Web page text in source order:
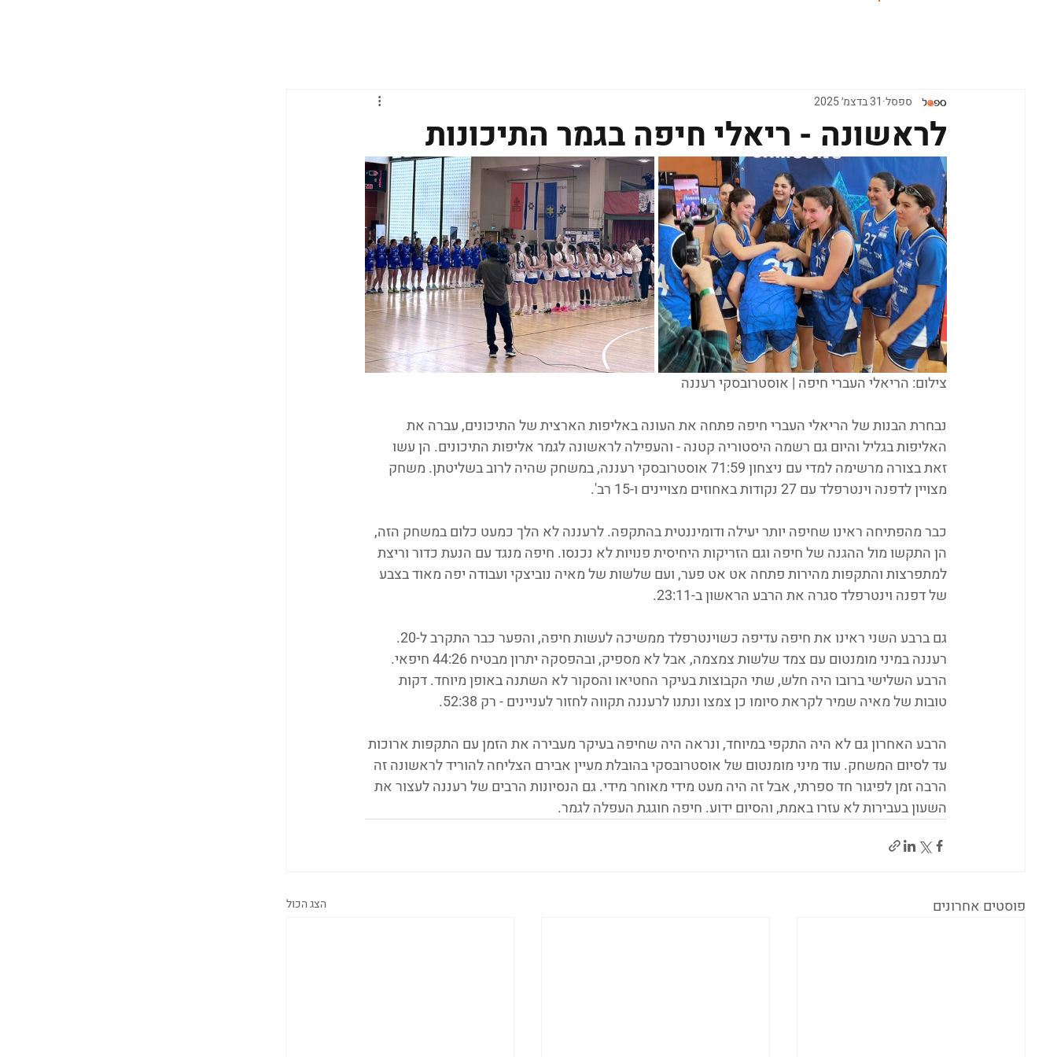
לראשונה - ריאלי חיפה בגמר התיכונות
ספסל 31 בדצמ׳ 2025
צילום: הריאלי העברי חיפה | אוסטרובסקי רעננה
נבחרת הבנות של הריאלי העברי חיפה פתחה את העונה באליפות הארצית של התיכונים, עברה את
האליפות בגליל והיום גם רשמה היסטוריה קטנה - והעפילה לראשונה לגמר אליפות התיכונים. הן עשו
זאת בצורה מרשימה למדי עם ניצחון 71:59 אוסטרובסקי רעננה, במשחק שהיה לרוב בשליטתן. משחק
מצויין לדפנה וינטרפלד עם 27 נקודות באחוזים מצויינים ו-15 רב'.
כבר מהפתיחה ראינו שחיפה יותר יעילה ודומיננטית בהתקפה. לרעננה לא הלך כמעט כלום במשחק הזה,
הן התקשו מול ההגנה של חיפה וגם הזריקות היחיסית פנויות לא נכנסו. חיפה מנגד עם הנעת כדור וריצת
למתפרצות והתקפות מהירות פתחה אט אט פער, ועם שלשות של מאיה נוביצקי ועבודה יפה מאוד בצבע
של דפנה וינטרפלד סגרה את הרבע הראשון ב-23:11.
גם ברבע השני ראינו את חיפה עדיפה כשוינטרפלד ממשיכה לעשות חיפה, והפער כבר התקרב ל-20.
רעננה במיני מומנטום עם צמד שלשות צמצמה, אבל לא מספיק, ובהפסקה יתרון מבטיח 44:26 חיפאי.
הרבע השלישי ברובו היה חלש, שתי הקבוצות בעיקר החטיאו והסקור לא השתנה באופן מיוחד. דקות
טובות של מאיה שמיר לקראת סיומו כן צמצו ונתנו לרעננה תקווה לחזור לעניינים - רק 52:38.
הרבע האחרון גם לא היה התקפי במיוחד, ונראה היה שחיפה בעיקר מעבירה את הזמן עם התקפות ארוכות
עד לסיום המשחק. עוד מיני מומנטום של אוסטרובסקי בהובלת מעיין אבירם הצליחה להוריד לראשונה זה
הרבה זמן לפיגור חד ספרתי, אבל זה היה מעט מידי מאוחר מידי. גם הנסיונות הרבים של רעננה לעצור את
השעון בעבירות לא עזרו באמת, והסיום ידוע. חיפה חוגגת העפלה לגמר.
פוסטים אחרונים הצג הכול